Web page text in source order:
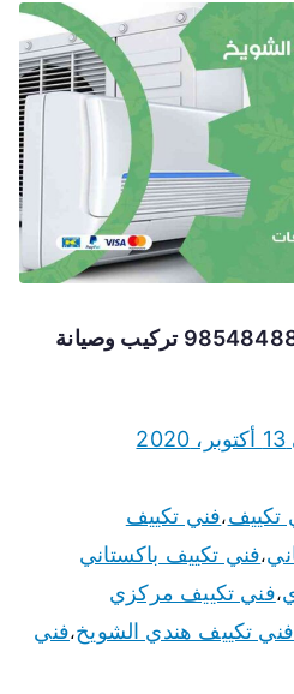
فني تكييف هندي الشويخ 98548488 تركيب وصيانة
13 أكتوبر، 2020
تكييف،فني تكييف
،فني تكييف باكستاني
،فني تكييف مركزي
فني تكييف هندي الشويخ،فني